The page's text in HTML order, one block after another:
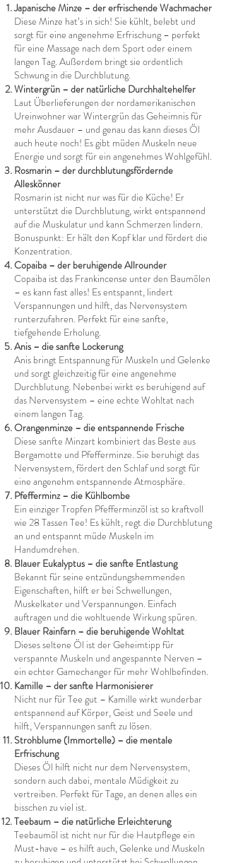
Japanische Minze – der erfrischende Wachmacher
Diese Minze hat’s in sich! Sie kühlt, belebt und
sorgt für eine angenehme Erfrischung – perfekt
für eine Massage nach dem Sport oder einem
langen Tag. Außerdem bringt sie ordentlich
Schwung in die Durchblutung.
Wintergrün – der natürliche Durchhaltehelfer
Laut Überlieferungen der nordamerikanischen
Ureinwohner war Wintergrün das Geheimnis für
mehr Ausdauer – und genau das kann dieses Öl
auch heute noch! Es gibt müden Muskeln neue
Energie und sorgt für ein angenehmes Wohlgefühl.
Rosmarin – der durchblutungsfördernde
Alleskönner
Rosmarin ist nicht nur was für die Küche! Er
unterstützt die Durchblutung, wirkt entspannend
auf die Muskulatur und kann Schmerzen lindern.
Bonuspunkt: Er hält den Kopf klar und fördert die
Konzentration.
Copaiba – der beruhigende Allrounder
Copaiba ist das Frankincense unter den Baumölen
– es kann fast alles! Es entspannt, lindert
Verspannungen und hilft, das Nervensystem
runterzufahren. Perfekt für eine sanfte,
tiefgehende Erholung.
Anis – die sanfte Lockerung
Anis bringt Entspannung für Muskeln und Gelenke
und sorgt gleichzeitig für eine angenehme
Durchblutung. Nebenbei wirkt es beruhigend auf
das Nervensystem – eine echte Wohltat nach
einem langen Tag.
Orangenminze – die entspannende Frische
Diese sanfte Minzart kombiniert das Beste aus
Bergamotte und Pfefferminze. Sie beruhigt das
Nervensystem, fördert den Schlaf und sorgt für
eine angenehm entspannende Atmosphäre.
Pfefferminz – die Kühlbombe
Ein einziger Tropfen Pfefferminzöl ist so kraftvoll
wie 28 Tassen Tee! Es kühlt, regt die Durchblutung
an und entspannt müde Muskeln im
Handumdrehen.
Blauer Eukalyptus – die sanfte Entlastung
Bekannt für seine entzündungshemmenden
Eigenschaften, hilft er bei Schwellungen,
Muskelkater und Verspannungen. Einfach
auftragen und die wohltuende Wirkung spüren.
Blauer Rainfarn – die beruhigende Wohltat
Dieses seltene Öl ist der Geheimtipp für
verspannte Muskeln und angespannte Nerven –
ein echter Gamechanger für mehr Wohlbefinden.
Kamille – der sanfte Harmonisierer
Nicht nur für Tee gut – Kamille wirkt wunderbar
entspannend auf Körper, Geist und Seele und
hilft, Verspannungen sanft zu lösen.
Strohblume (Immortelle) – die mentale
Erfrischung
Dieses Öl hilft nicht nur dem Nervensystem,
sondern auch dabei, mentale Müdigkeit zu
vertreiben. Perfekt für Tage, an denen alles ein
bisschen zu viel ist.
Teebaum – die natürliche Erleichterung
Teebaumöl ist nicht nur für die Hautpflege ein
Must-have – es hilft auch, Gelenke und Muskeln